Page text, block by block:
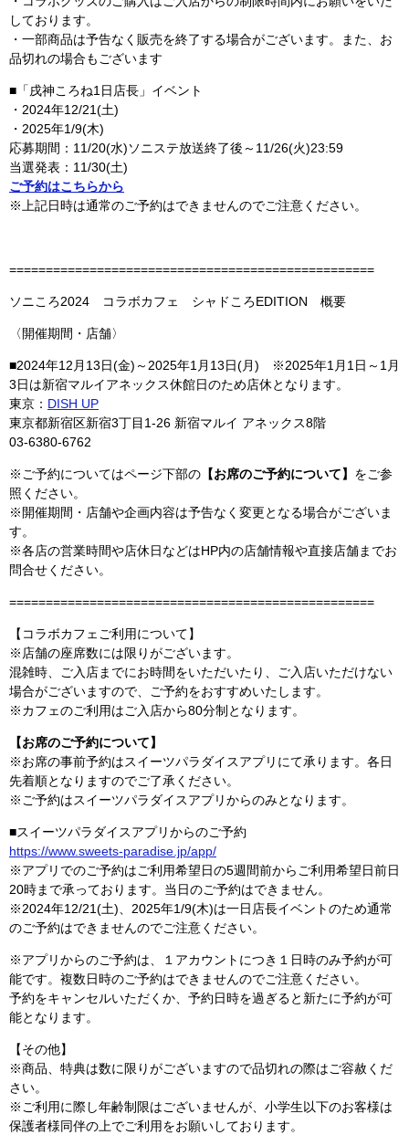
しております。
・一部商品は予告なく販売を終了する場合がございます。また、お
品切れの場合もございます
■「戌神ころね1日店長」イベント
・2024年12/21(土)
・2025年1/9(木)
応募期間： 11/20(水)ソニステ放送終了後～11/26(火)23:59
当選発表： 11/30(土)
ご予約はこちらから
※上記日時は通常のご予約はできませんのでご注意ください。
==================================================
ソニころ2024 コラボカフェ シャドころEDITION 概要
〈開催期間・店舗〉
■2024年12月13日(金)～2025年1月13日(月) ※2025年1月1日～1月
3日は新宿マルイアネックス休館日のため店休となります。
東京： DISH UP
東京都新宿区新宿3丁目1-26 新宿マルイ アネックス8階
03-6380-6762
※ご予約についてはページ下部の 【お席のご予約について】 をご参
照ください。
※開催期間・店舗や企画内容は予告なく変更となる場合がございま
す。
※各店の営業時間や店休日などはHP内の店舗情報や直接店舗までお
問合せください。
==================================================
【コラボカフェご利用について】
※店舗の座席数には限りがございます。
混雑時、ご入店までにお時間をいただいたり、ご入店いただけない
場合がございますので、ご予約をおすすめいたします。
※カフェのご利用はご入店から80分制となります。
【お席のご予約について】
※お席の事前予約はスイーツパラダイスアプリにて承ります。各日
先着順となりますのでご了承ください。
※ご予約はスイーツパラダイスアプリからのみとなります。
■スイーツパラダイスアプリからのご予約
https://www.sweets-paradise.jp/app/
※アプリでのご予約はご利用希望日の5週間前からご利用希望日前日
20時まで承っております。当日のご予約はできません。
※2024年12/21(土)、2025年1/9(木)は一日店長イベントのため通常
のご予約はできませんのでご注意ください。
※アプリからのご予約は、１アカウントにつき１日時のみ予約が可
能です。複数日時のご予約はできませんのでご注意ください。
予約をキャンセルいただくか、予約日時を過ぎると新たに予約が可
能となります。
【その他】
※商品、特典は数に限りがございますので品切れの際はご容赦くだ
さい。
※ご利用に際し年齢制限はございませんが、小学生以下のお客様は
保護者様同伴の上でご利用をお願いしております。